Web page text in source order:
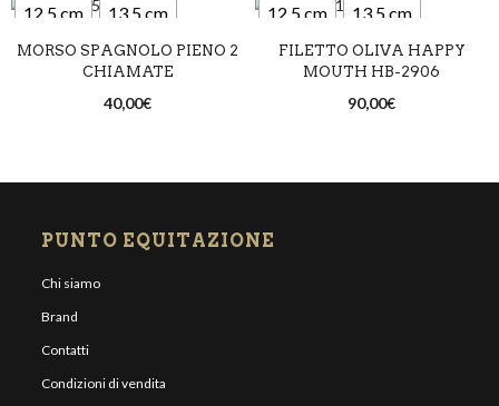
12,5 cm
13,5 cm
14,5 cm
MORSO SPAGNOLO PIENO 2
CHIAMATE
40,00€
12,5 cm
13,5 cm
14,5 cm
FILETTO OLIVA HAPPY
MOUTH HB-2906
90,00€
PUNTO EQUITAZIONE
Chi siamo
Brand
Contatti
Condizioni di vendita